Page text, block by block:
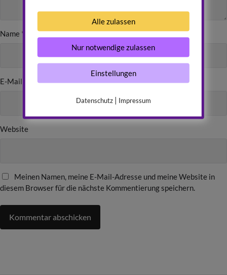
Name *
E-Mail
Website
Meinen Namen, meine E-Mail-Adresse und meine Website in
diesem Browser für die nächste Kommentierung speichern.
Alle zulassen
Nur notwendige zulassen
Einstellungen
Datenschutz| Impressum